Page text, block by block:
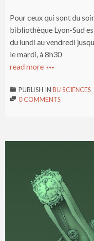
Pour ceux qui sont du
bibliothèque Lyon-Sud
du lundi au vendredi
le mardi, à 8h30
read more 
 PUBLISH IN BU SCIENCES
 0 COMMENTS